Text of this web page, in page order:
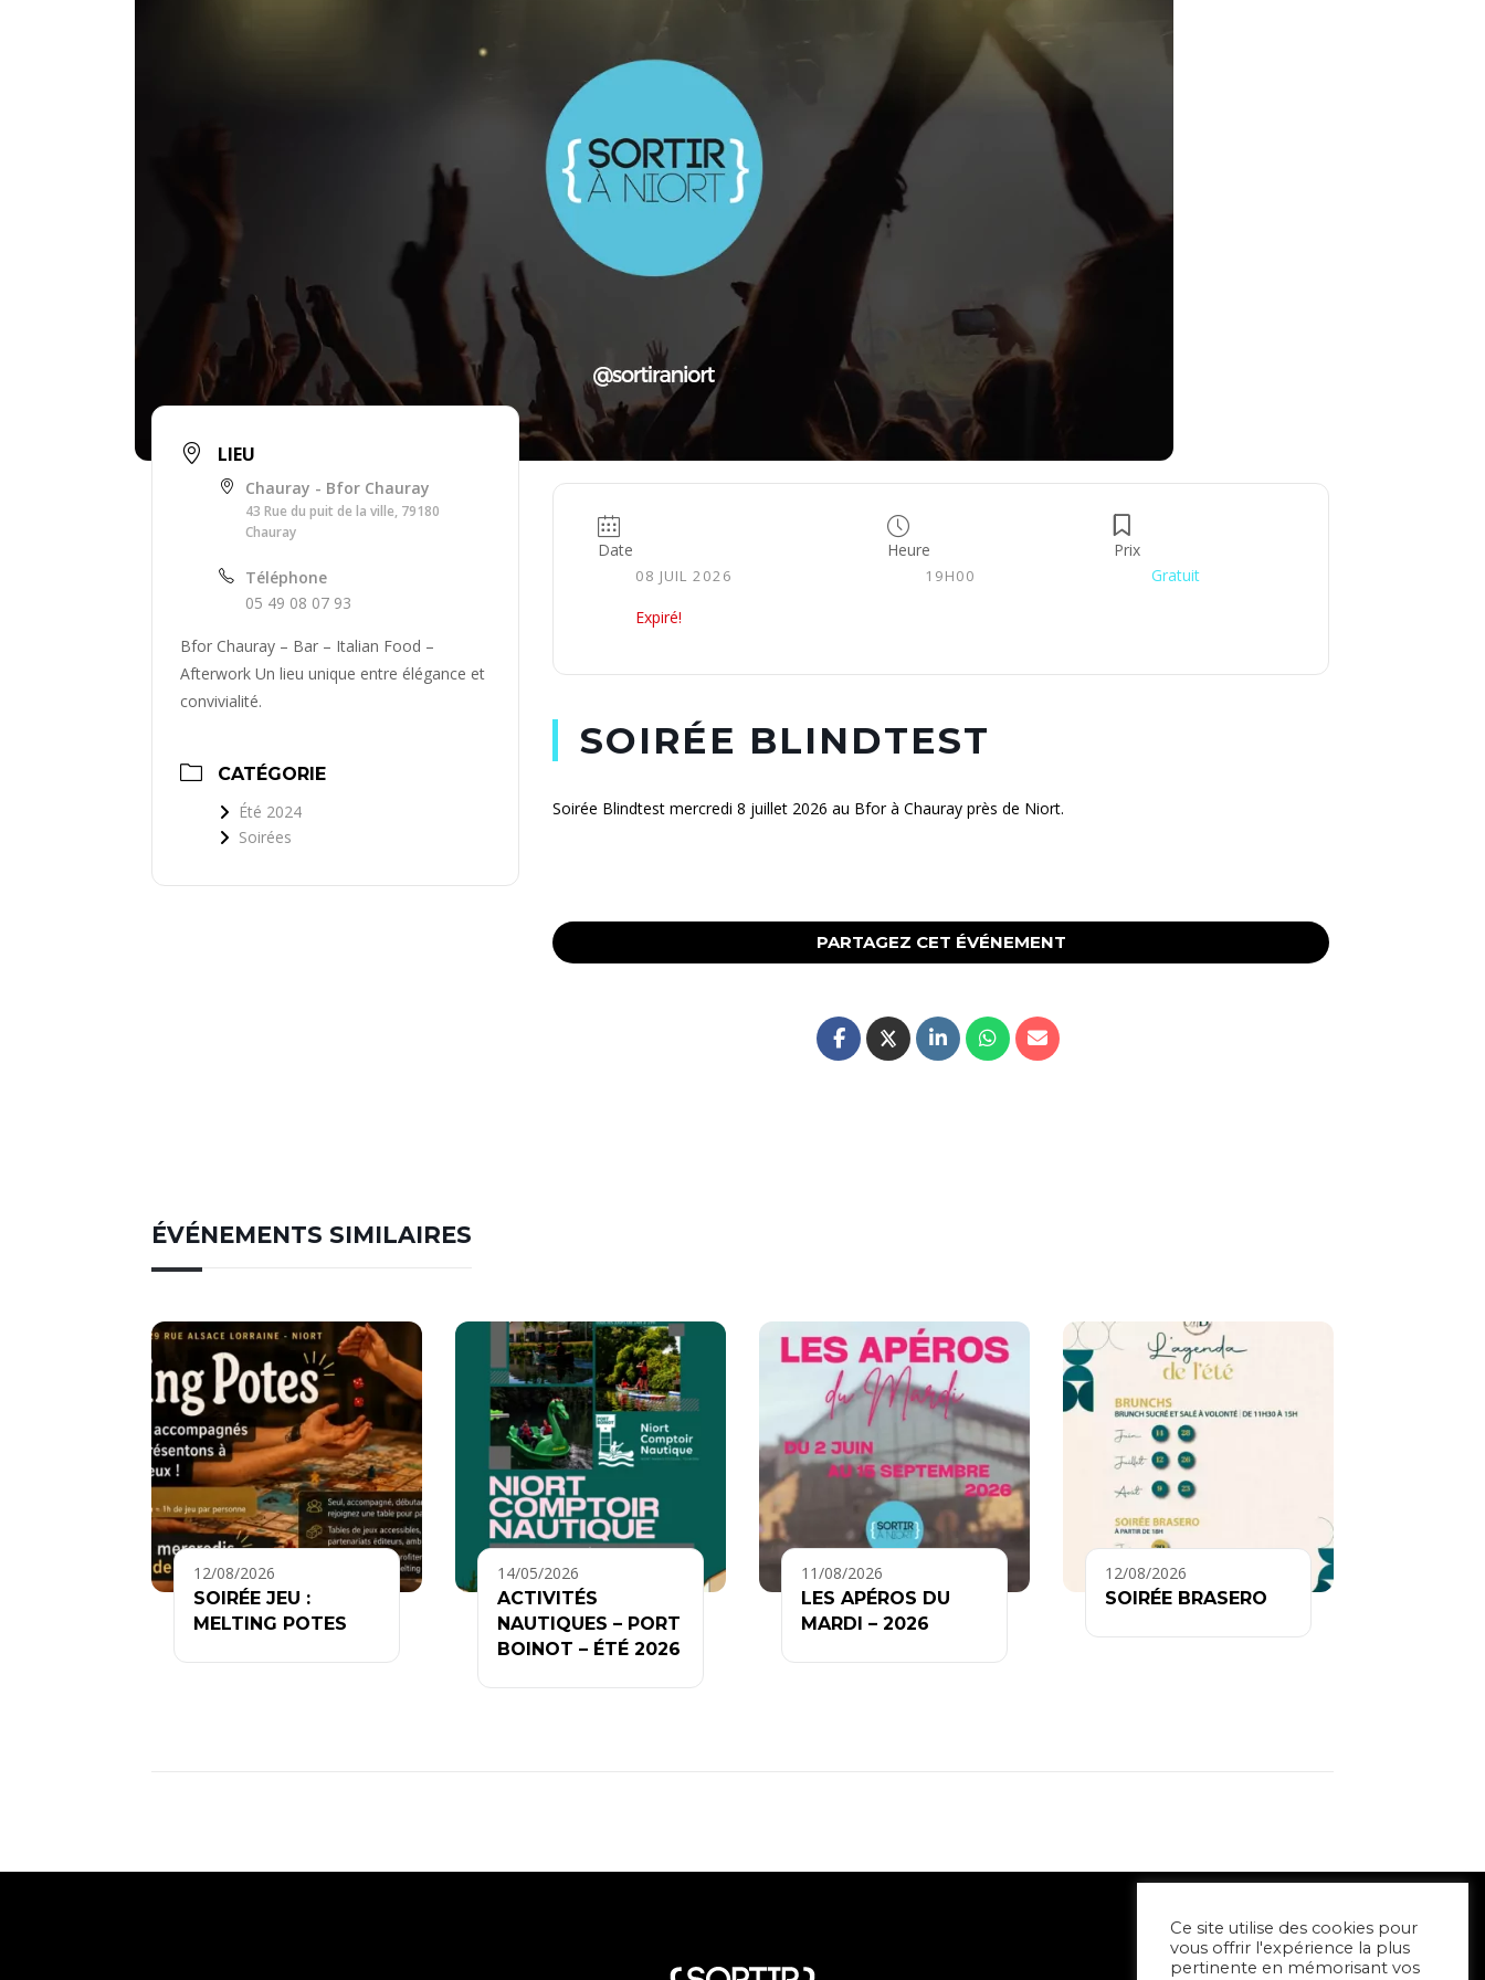
LIEU
Chauray - Bfor Chauray
43 Rue du puit de la ville, 79180
Chauray
Téléphone
05 49 08 07 93
Bfor Chauray – Bar – Italian Food –
Afterwork Un lieu unique entre élégance et
convivialité.
CATÉGORIE
Été 2024
Soirées
Date
08 JUIL 2026
Expiré!
Heure
19H00
Prix
Gratuit
SOIRÉE BLINDTEST
Soirée Blindtest mercredi 8 juillet 2026 au Bfor à Chauray près de Niort.
PARTAGEZ CET ÉVÉNEMENT
ÉVÉNEMENTS SIMILAIRES
12/08/2026
SOIRÉE JEU :
MELTING POTES
14/05/2026
ACTIVITÉS
NAUTIQUES – PORT
BOINOT – ÉTÉ 2026
11/08/2026
LES APÉROS DU
MARDI – 2026
12/08/2026
SOIRÉE BRASERO
Ce site utilise des cookies pour
vous offrir l'expérience la plus
pertinente en mémorisant vos